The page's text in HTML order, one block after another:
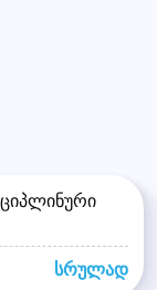
სრულად